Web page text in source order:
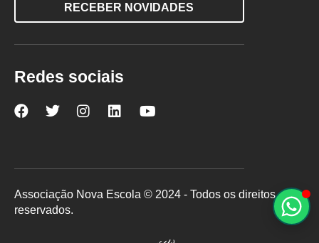
RECEBER NOVIDADES
Redes sociais
Nova
Facebook
Nova
Twitter
Nova
Instagram
Nova
LinkedInYouTube
Associação Nova Escola © 2024 - Todos os direitos
reservados.